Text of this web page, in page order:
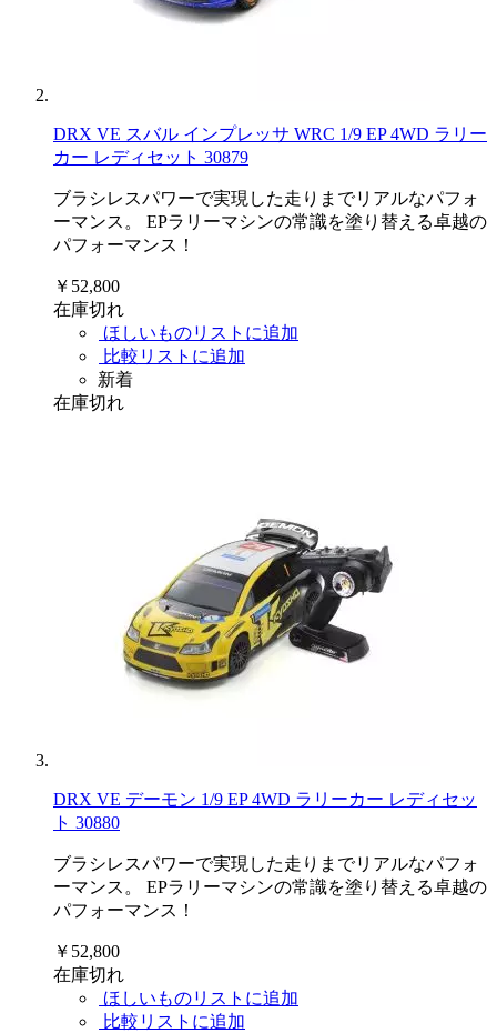
DRX VE スバル インプレッサ WRC 1/9 EP 4WD ラリー
カー レディセット 30879
ブラシレスパワーで実現した走りまでリアルなパフォ
ーマンス。 EPラリーマシンの常識を塗り替える卓越の
パフォーマンス！
￥52,800
在庫切れ
ほしいものリストに追加
比較リストに追加
新着
在庫切れ
DRX VE デーモン 1/9 EP 4WD ラリーカー レディセッ
ト 30880
ブラシレスパワーで実現した走りまでリアルなパフォ
ーマンス。 EPラリーマシンの常識を塗り替える卓越の
パフォーマンス！
￥52,800
在庫切れ
ほしいものリストに追加
比較リストに追加